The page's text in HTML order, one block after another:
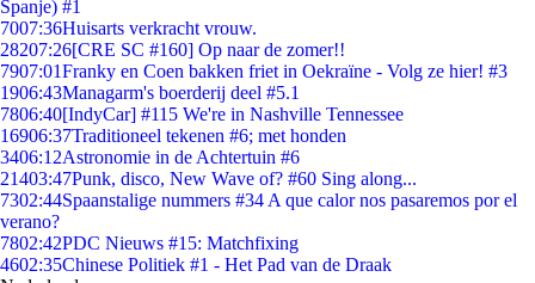
Spanje) #1
7007:36Huisarts verkracht vrouw.
28207:26[CRE SC #160] Op naar de zomer!!
7907:01Franky en Coen bakken friet in Oekraïne - Volg ze hier! #3
1906:43Managarm's boerderij deel #5.1
7806:40[IndyCar] #115 We're in Nashville Tennessee
16906:37Traditioneel tekenen #6; met honden
3406:12Astronomie in de Achtertuin #6
21403:47Punk, disco, New Wave of? #60 Sing along...
7302:44Spaanstalige nummers #34 A que calor nos pasaremos por el
verano?
7802:42PDC Nieuws #15: Matchfixing
4602:35Chinese Politiek #1 - Het Pad van de Draak